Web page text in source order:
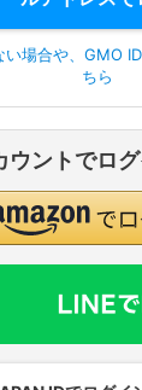
場合や、GMO
ちら
ウントでロ